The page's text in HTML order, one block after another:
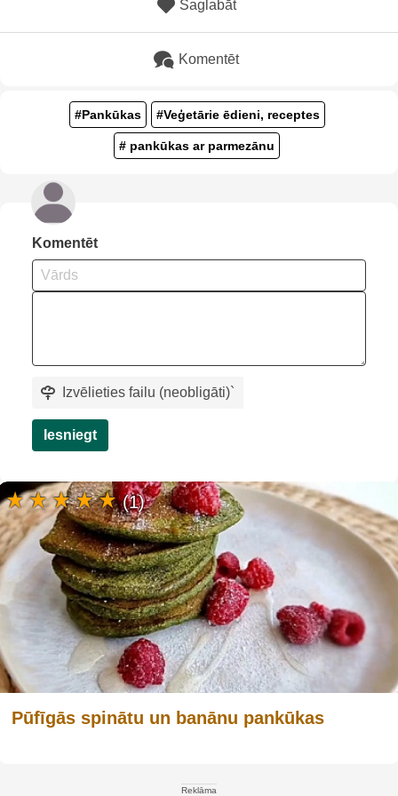
Saglabāt
Komentēt
#Pankūkas #Veģetārie ēdieni, receptes
# pankūkas ar parmezānu
Komentēt
Izvēlieties failu (neobligāti)`
Iesniegt
Pūfīgās spinātu un banānu pankūkas
(1)
Reklāma